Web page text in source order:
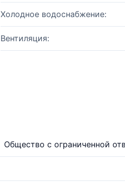
Холодное водоснабжение:
Вентиляция:
Общество с ограниченной